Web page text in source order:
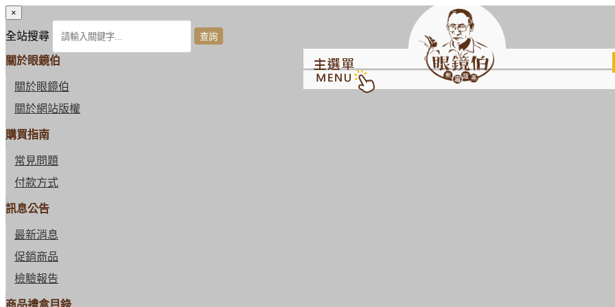
×
全站搜尋
關於眼鏡伯
關於眼鏡伯
關於網站版權
購買指南
常見問題
付款方式
訊息公告
最新消息
促銷商品
檢驗報告
商品禮盒目錄